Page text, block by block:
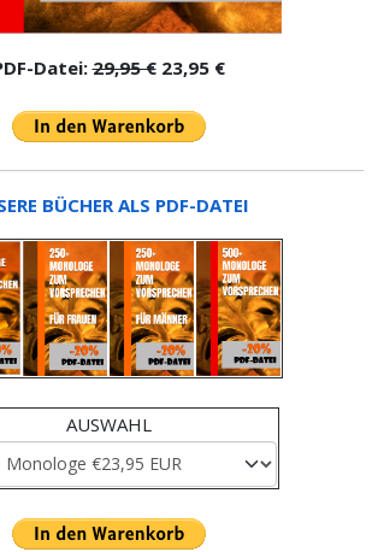
Datei:29,95 €23,95 €
BÜCHER ALS PDF-DATEI
AUSWAHL